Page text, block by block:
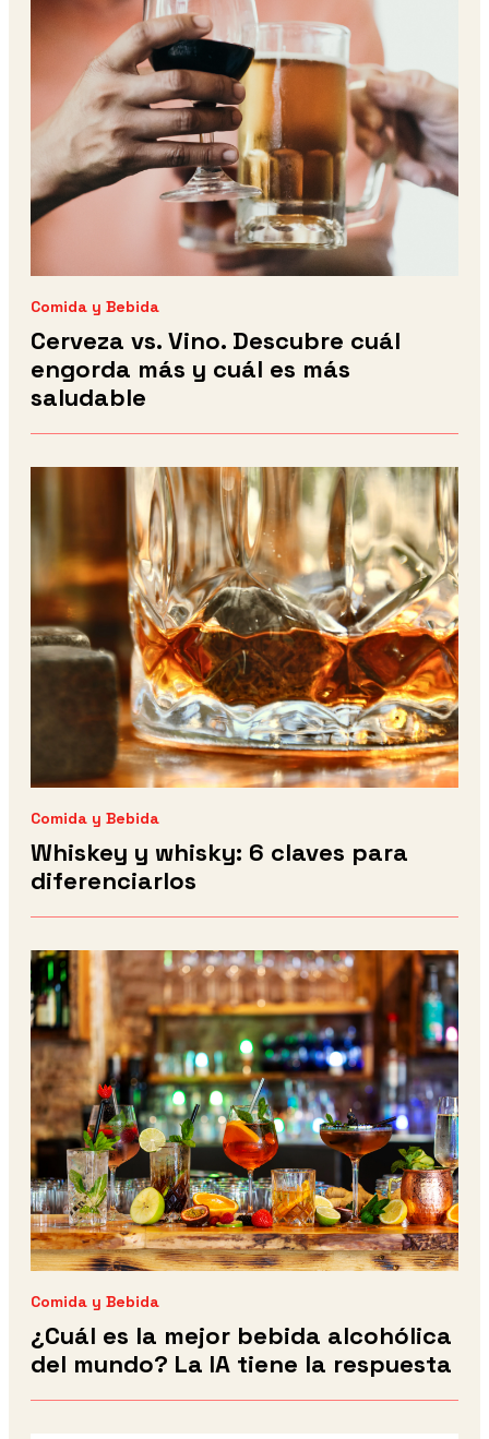
Comida y Bebida
Cerveza vs. Vino. Descubre cuál
engorda más y cuál es más
saludable
Comida y Bebida
Whiskey y whisky: 6 claves para
diferenciarlos
Comida y Bebida
¿Cuál es la mejor bebida alcohólica
del mundo? La IA tiene la respuesta